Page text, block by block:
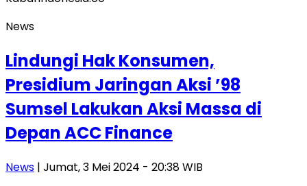
News
Lindungi Hak Konsumen,
Presidium Jaringan Aksi ’98
Sumsel Lakukan Aksi Massa di
Depan ACC Finance
News | Jumat, 3 Mei 2024 - 20:38 WIB